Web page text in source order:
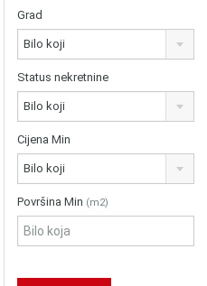
Grad
Bilo koji
Status nekretnine
Bilo koji
Cijena Min
Bilo koji
Površina Min (m2)